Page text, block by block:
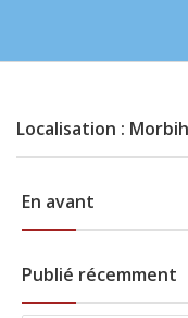
Localisation :
En avant
Publié récemment